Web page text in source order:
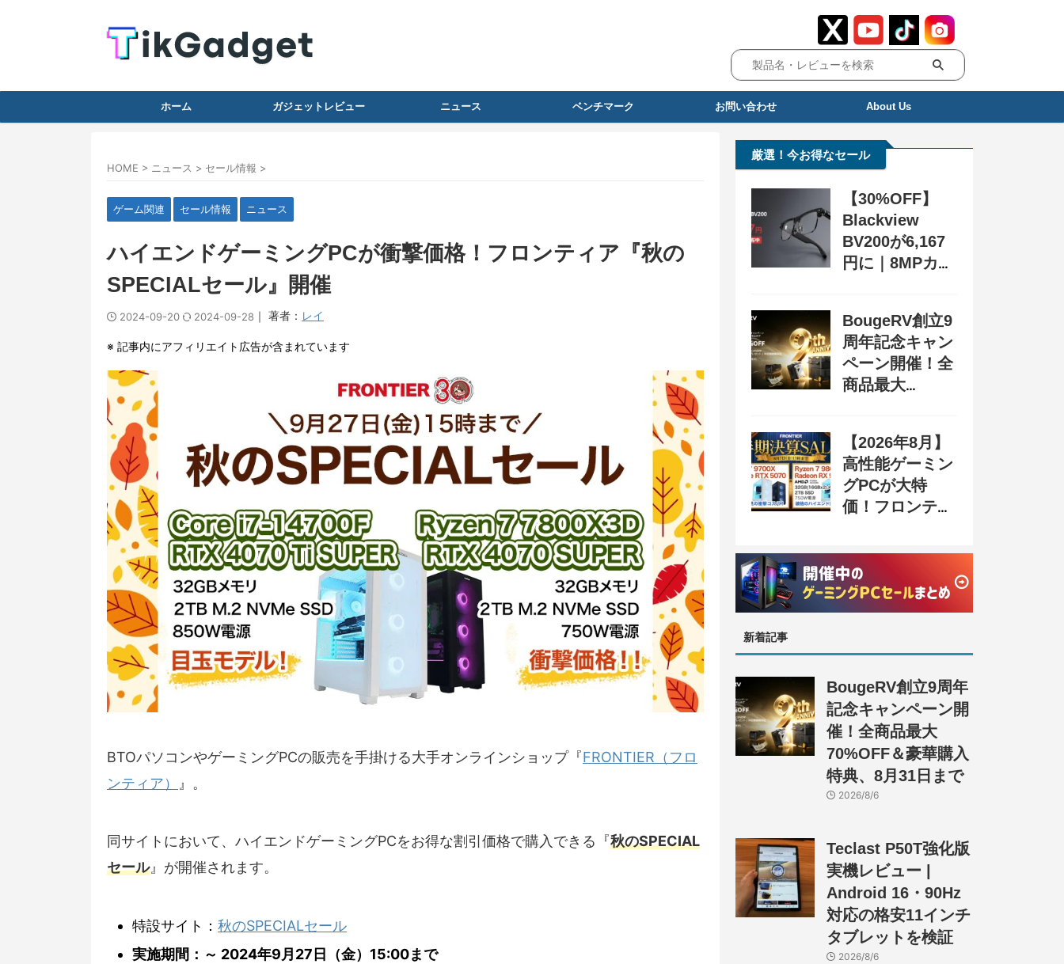
ホーム ガジェットレビュー ニュース ベンチマーク お問い合わせ About Us
HOME > ニュース > セール情報 >
ゲーム関連 セール情報 ニュース
ハイエンドゲーミングPCが衝撃価格！フロンティア『秋の
SPECIALセール』開催
2024-09-20 2024-09-28 ｜ 著者： レイ
※ 記事内にアフィリエイト広告が含まれています
BTOパソコンやゲーミングPCの販売を手掛ける大手オンラインショップ『FRONTIER（フロ
ンティア）
』。
同サイトにおいて、ハイエンドゲーミングPCをお得な割引価格で購入できる『秋のSPECIAL
セール』が開催されます。
特設サイト： 秋のSPECIALセール
実施期間：～ 2024年9月27日（金）15:00まで
厳選！今お得なセール
【30%OFF】
Blackview
BV200が6,167
円に｜8MPカメ
ン配布中
BougeRV創立9
周年記念キャン
ペーン開催！全
商品最大
31日まで
【2026年8月】
高性能ゲーミン
グPCが大特
価！フロンティ
SALE』開催、
セール情報まと
め
新着記事
BougeRV創立9周年
記念キャンペーン開
催！全商品最大
70%OFF＆豪華購入
特典、8月31日まで
2026/8/6
Teclast P50T強化版
実機レビュー |
Android 16・90Hz
対応の格安11インチ
タブレットを検証
2026/8/6